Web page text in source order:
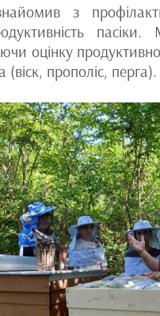
з
оцінку
прополіс, перга).